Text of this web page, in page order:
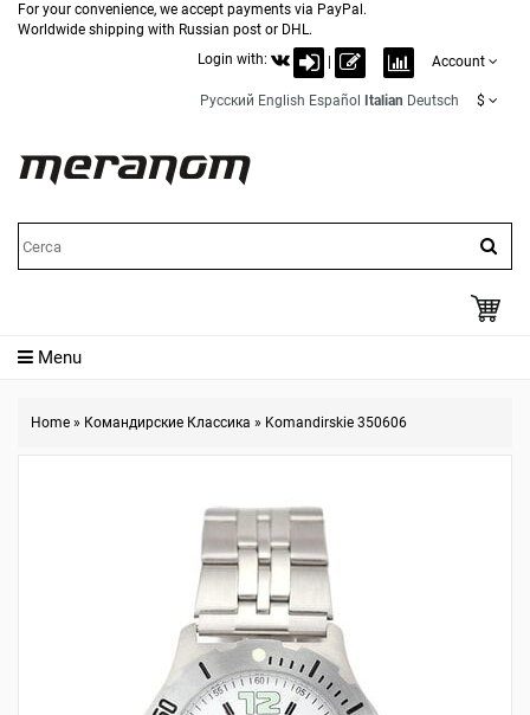
For your convenience, we accept payments via PayPal.
Worldwide shipping with Russian post or DHL.
Login with:
Account
Русский English Español Italian Deutsch $
Menu
Home » Командирские Классика » Komandirskie 350606